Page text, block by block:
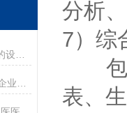
分析
7）综
包括
表、